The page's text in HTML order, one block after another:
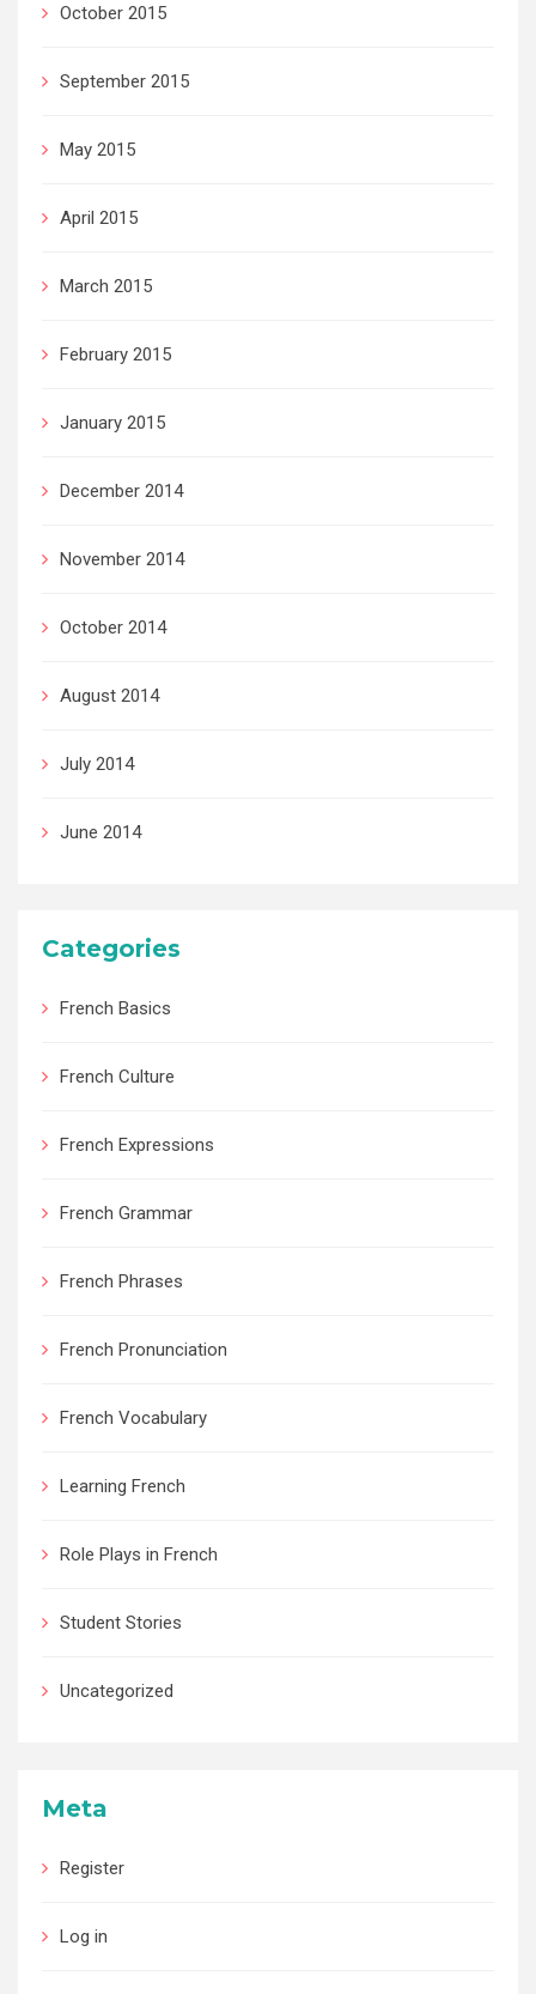
October 2015
September 2015
May 2015
April 2015
March 2015
February 2015
January 2015
December 2014
November 2014
October 2014
August 2014
July 2014
June 2014
Categories
French Basics
French Culture
French Expressions
French Grammar
French Phrases
French Pronunciation
French Vocabulary
Learning French
Role Plays in French
Student Stories
Uncategorized
Meta
Register
Log in